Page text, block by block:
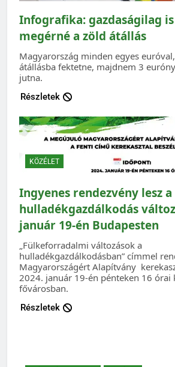
Infografika: gazdaságilag
megérné a zöld átállás
Magyarország minden egyes
átállásba fektetne, majdnem 3
jutna.
Részletek
KÖZÉLET
Ingyenes rendezvény lesz a
hulladékgazdálkodás
január 19-én Budapesten
„Fülkeforradalmi változások a
hulladékgazdálkodásban” címmel
Magyarországért Alapítvány
2024. január 19-én pénteken 16 órai
fővárosban.
Részletek